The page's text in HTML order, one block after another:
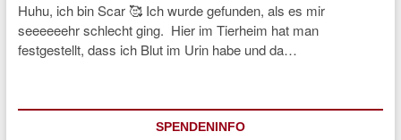
Huhu, ich bin Scar 🥰 Ich wurde gefunden, als es mir
seeeeeehr schlecht ging. Hier im Tierheim hat man
festgestellt, dass ich Blut im Urin habe und da…
SPENDENINFO